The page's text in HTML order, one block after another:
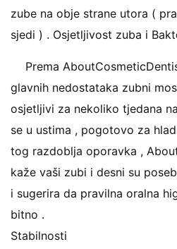
zube na obje strane utora (
sjedi ) . Osjetljivost zuba i
Prema
glavnih nedostataka zubni
osjetljivi za nekoliko tjedana
se u ustima , pogotovo za
tog razdoblja oporavka ,
kaže vaši zubi i desni su
i sugerira da pravilna oralna
bitno .
Stabilnosti